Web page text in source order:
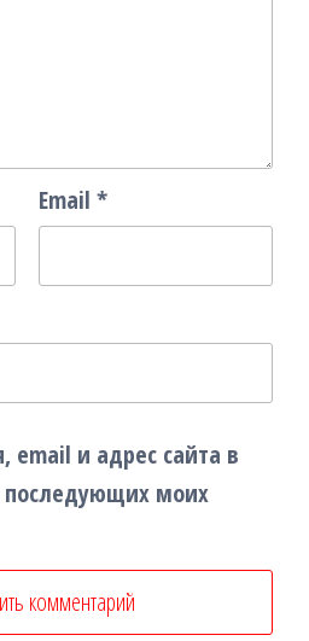
Email *
email и адрес сайта в
последующих моих